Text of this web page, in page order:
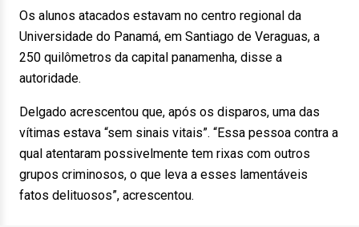
Os alunos atacados estavam no centro regional da
Universidade do Panamá, em Santiago de Veraguas, a
250 quilômetros da capital panamenha, disse a
autoridade.
Delgado acrescentou que, após os disparos, uma das
vítimas estava “sem sinais vitais”. “Essa pessoa contra a
qual atentaram possivelmente tem rixas com outros
grupos criminosos, o que leva a esses lamentáveis
fatos delituosos”, acrescentou.